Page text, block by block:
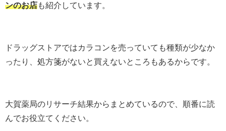
ンのお店も紹介しています。
ドラッグストアではカラコンを売っていても種類が少なか
ったり、処方箋がないと買えないところもあるからです。
大賀薬局のリサーチ結果からまとめているので、順番に読
んでお役立てください。